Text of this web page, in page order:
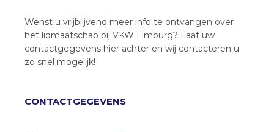
Wenst u vrijblijvend meer info te ontvangen over
het lidmaatschap bij VKW Limburg? Laat uw
contactgegevens hier achter en wij contacteren u
zo snel mogelijk!
CONTACTGEGEVENS